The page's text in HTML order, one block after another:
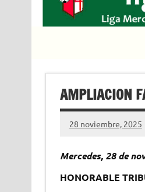
AMPLIACION
28 noviembre, 2025
Mercedes, 28 de
HONORABLE